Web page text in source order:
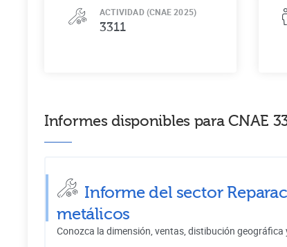
ACTIVIDAD (CNAE 2025)
3311
Informes disponibles para CNAE
Informe del sector
metálicos
Conozca la dimensión, ventas, distibución